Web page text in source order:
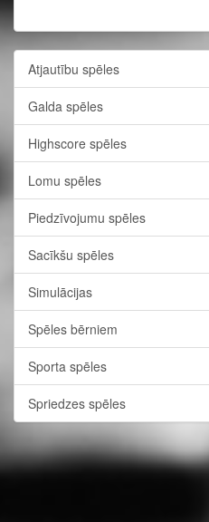
Atjautību spēles
Galda spēles
Highscore spēles
Lomu spēles
Piedzīvojumu spēles
Sacīkšu spēles
Simulācijas
Spēles bērniem
Sporta spēles
Spriedzes spēles